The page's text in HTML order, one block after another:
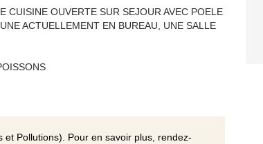
CUISINE OUVERTE SUR SEJOUR AVEC POELE
ACTUELLEMENT EN BUREAU, UNE SALLE
Pollutions). Pour en savoir plus, rendez-